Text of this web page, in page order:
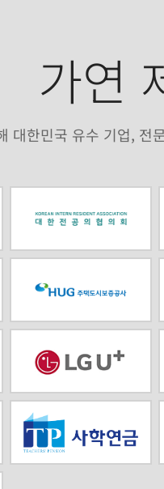
가연
대한민국 유수 기업, 전